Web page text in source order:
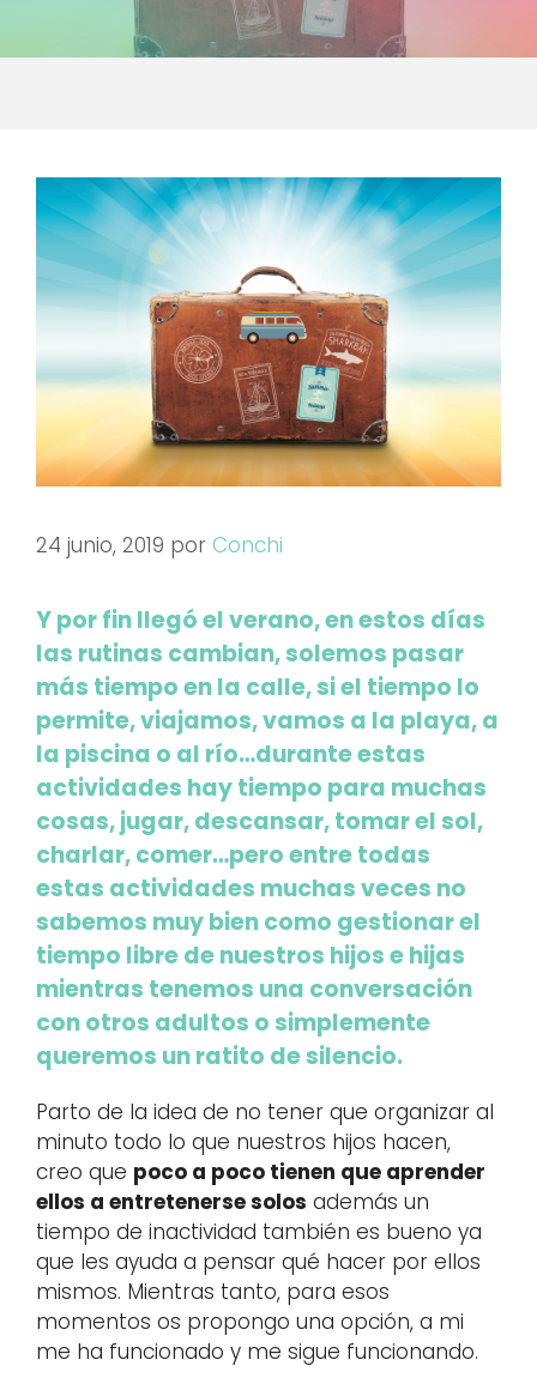
24 junio, 2019 por Conchi
Y por fin llegó el verano, en estos días
las rutinas cambian, solemos pasar
más tiempo en la calle, si el tiempo lo
permite, viajamos, vamos a la playa, a
la piscina o al río…durante estas
actividades hay tiempo para muchas
cosas, jugar, descansar, tomar el sol,
charlar, comer…pero entre todas
estas actividades muchas veces no
sabemos muy bien como gestionar el
tiempo librede nuestros hijos e hijas
mientras tenemos una conversación
con otros adultos o simplemente
queremos un ratito de silencio.
Parto de la idea de no tener que organizar al
minuto todo lo que nuestros hijos hacen,
creo que poco a poco tienen que aprender
ellos a entretenerse solos además un
tiempo de inactividad también es bueno ya
que les ayuda a pensar qué hacer por ellos
mismos. Mientras tanto, para esos
momentos os propongo una opción, a mi
me ha funcionado y me sigue funcionando.